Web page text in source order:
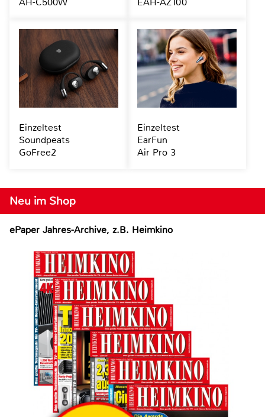
Neu im Shop
ePaper Jahres-Archive, z.B. Heimkino
Einzeltest
Soundpeats
GoFree2
Einzeltest
EarFun
Air Pro 3